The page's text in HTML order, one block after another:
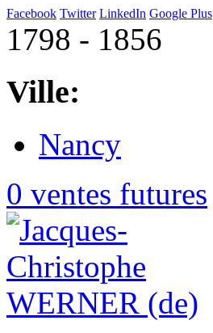
Facebook Twitter LinkedIn Google Plus
1798 - 1856
Ville:
Nancy
0 ventes futures